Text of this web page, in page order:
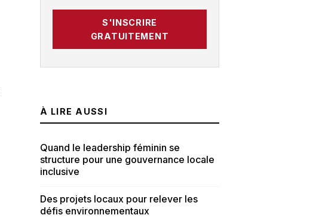
S'INSCRIRE
GRATUITEMENT
À LIRE AUSSI
Quand le leadership féminin se
structure pour une gouvernance locale
inclusive
Des projets locaux pour relever les
défis environnementaux